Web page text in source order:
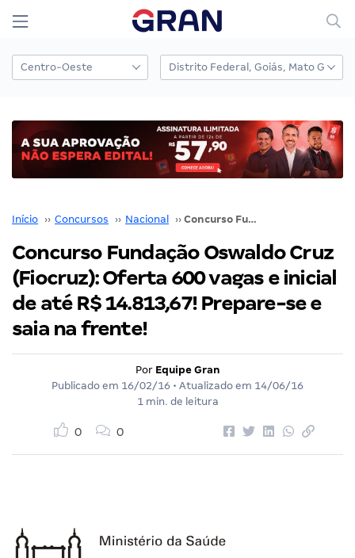
Início ›› Concursos ›› Nacional ›› Concurso Fundação Oswaldo Cruz (Fiocruz): Oferta 600 vagas e inicial de até R$ 14.813,67! Prepare-se e saia na frente!
Concurso Fundação Oswaldo Cruz
(Fiocruz): Oferta 600 vagas e inicial
de até R$ 14.813,67! Prepare-se e
saia na frente!
Por Equipe Gran
Publicado em 16/02/16 • Atualizado em 14/06/16
1 min. de leitura
0 0